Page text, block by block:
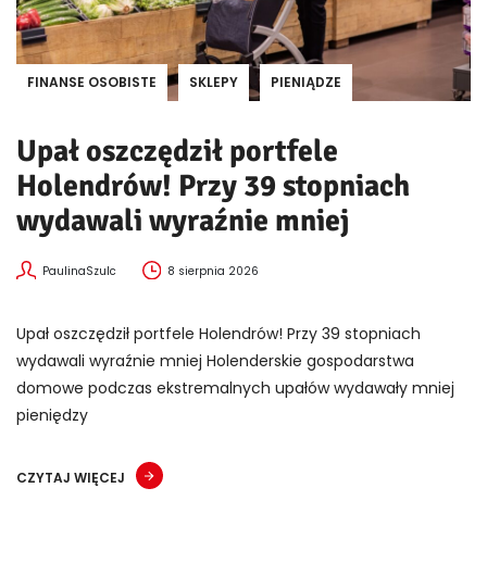
FINANSE OSOBISTE SKLEPY PIENIĄDZE
Upał oszczędził portfele
Holendrów! Przy 39 stopniach
wydawali wyraźnie mniej
PaulinaSzulc 8 sierpnia 2026
Upał oszczędził portfele Holendrów! Przy 39 stopniach
wydawali wyraźnie mniej Holenderskie gospodarstwa
domowe podczas ekstremalnych upałów wydawały mniej
pieniędzy
CZYTAJ WIĘCEJ